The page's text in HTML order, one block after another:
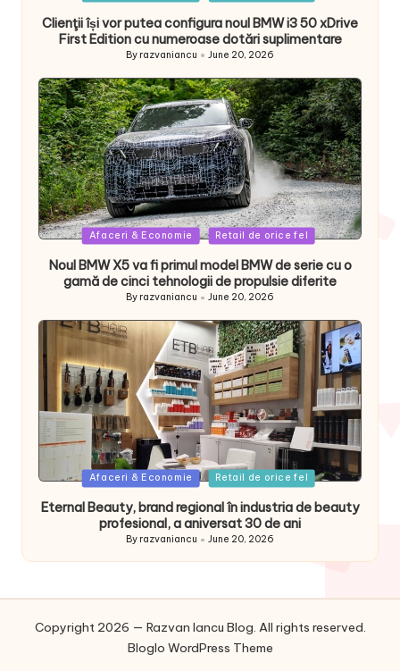
Clienţii își vor putea configura noul BMW i3 50 xDrive
First Edition cu numeroase dotări suplimentare
Posted
By razvaniancu June 20, 2026
Posted
Afaceri & Economie Retail de orice fel
Noul BMW X5 va fi primul model BMW de serie cu o
gamă de cinci tehnologii de propulsie diferite
Posted
By razvaniancu June 20, 2026
Posted
Afaceri & Economie Retail de orice fel
Eternal Beauty, brand regional în industria de beauty
profesional, a aniversat 30 de ani
Posted
By razvaniancu June 20, 2026
Copyright 2026 — Razvan Iancu Blog. All rights reserved.
Bloglo WordPress Theme